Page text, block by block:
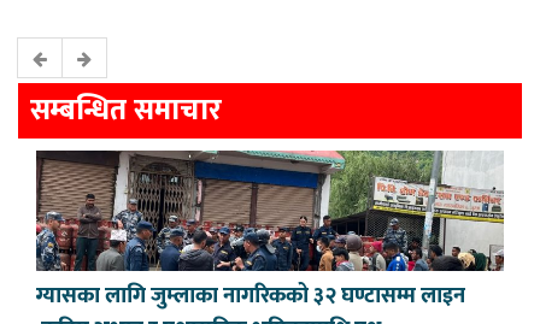
सम्बन्धित समाचार
ग्यासका लागि जुम्लाका नागरिकको ३२ घण्टासम्म लाइन